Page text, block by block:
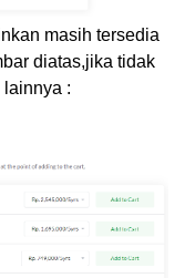
masih tersedia
diatas,jika tidak
: